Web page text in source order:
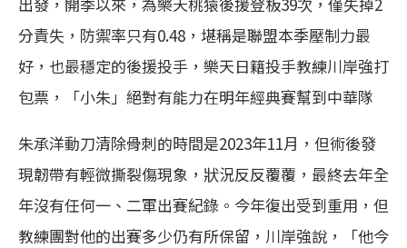
分責失，防禦率只有0.48，堪稱是聯盟本季壓制力最
好，也最穩定的後援投手，樂天日籍投手教練川岸強打
包票，「小朱」絕對有能力在明年經典賽幫到中華隊
朱承洋動刀清除骨刺的時間是2023年11月，但術後發
現韌帶有輕微撕裂傷現象，狀況反反覆覆，最終去年全
年沒有任何一、二軍出賽紀錄。今年復出受到重用，但
教練團對他的出賽多少仍有所保留，川岸強說，「他今